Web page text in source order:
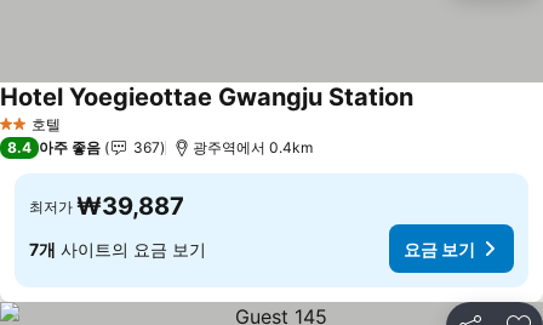
2 성급호텔
Hotel Yoegieottae Gwangju Station요금 보기
8.4 아주 좋음 367 광주역에서 0.4km
최저가 ₩39,887
7개 사이트의 요금 보기 요금 보기